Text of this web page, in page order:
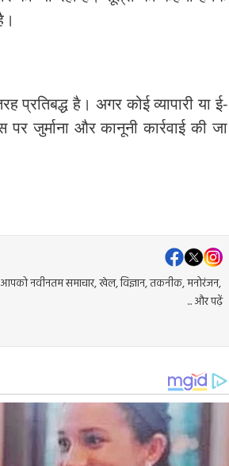
है। अगर कोई व्यापारी या ई-
जुर्माना और कानूनी कार्रवाई की जा
नवीनतम समाचार, खेल, विज्ञान, तकनीक, मनोरंजन,
... और पढ़ें